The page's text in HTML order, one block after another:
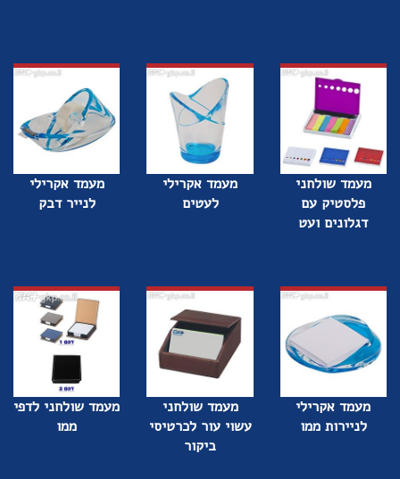
מעמד שולחני
פלסטיק עם
דגלונים ועט
מעמד אקרילי
לעטים
מעמד אקרילי
לנייר דבק
מעמד אקרילי
לניירות ממו
מעמד שולחני
עשוי עור לכרטיסי
ביקור
מעמד שולחני לדפי
ממו